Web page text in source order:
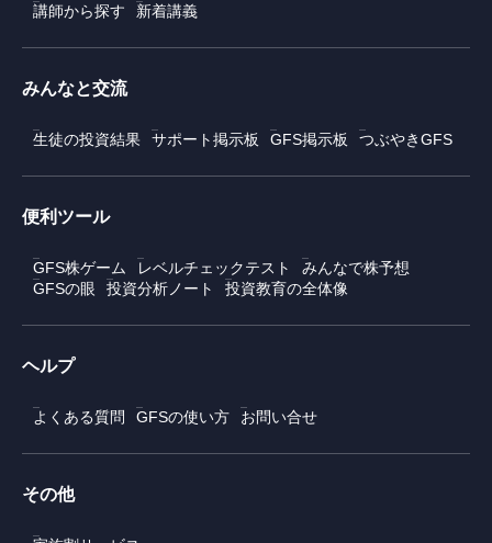
講師から探す
新着講義
みんなと交流
生徒の投資結果 サポート掲示板 GFS掲示板 つぶやきGFS
便利ツール
GFS株ゲーム レベルチェックテスト
みんなで株予想
GFSの眼
投資分析ノート 投資教育の全体像
ヘルプ
よくある質問 GFSの使い方 お問い合せ
その他